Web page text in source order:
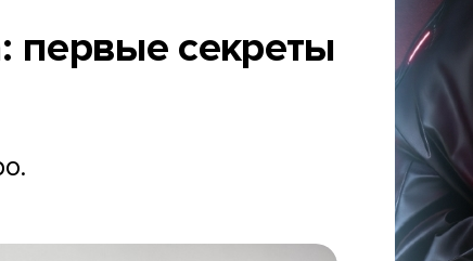
первые секреты